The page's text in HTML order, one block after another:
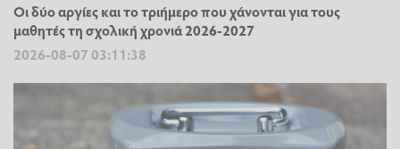
Οι δύο αργίες και το τριήμερο που χάνονται για τους
μαθητές τη σχολική χρονιά 2026-2027
2026-08-07 03:11:38